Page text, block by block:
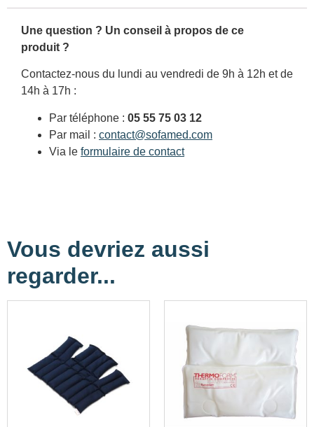
Une question ? Un conseil à propos de ce
produit ?
Contactez-nous du lundi au vendredi de 9h à 12h et de
14h à 17h :
Par téléphone : 05 55 75 03 12
Par mail : contact@sofamed.com
Via le formulaire de contact
Vous devriez aussi
regarder...